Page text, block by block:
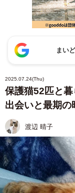
まい
2025.07.24(Thu)
保護猫52匹と
出会いと最期の
渡辺 晴子